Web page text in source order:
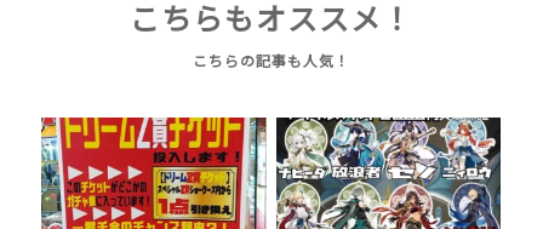
こちらもオススメ！